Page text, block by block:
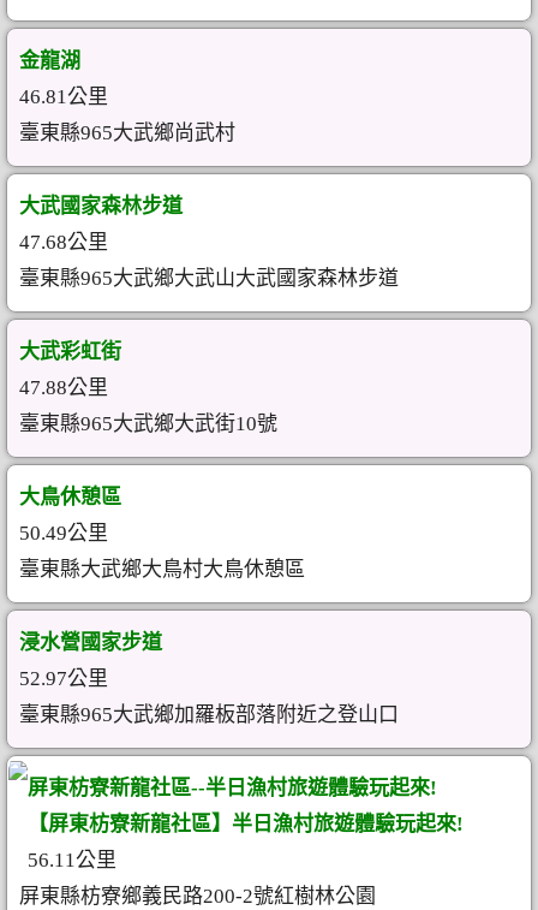
金龍湖
46.81公里
臺東縣965大武鄉尚武村
大武國家森林步道
47.68公里
臺東縣965大武鄉大武山大武國家森林步道
大武彩虹街
47.88公里
臺東縣965大武鄉大武街10號
大鳥休憩區
50.49公里
臺東縣大武鄉大鳥村大鳥休憩區
浸水營國家步道
52.97公里
臺東縣965大武鄉加羅板部落附近之登山口
屏東枋寮新龍社區--半日漁村旅遊體驗玩起來!
【屏東枋寮新龍社區】半日漁村旅遊體驗玩起來!
56.11公里
屏東縣枋寮鄉義民路200-2號紅樹林公園